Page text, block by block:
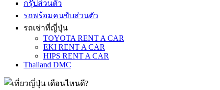
กรุ๊ปส่วนตัว
รถพร้อมคนขับส่วนตัว
รถเช่าที่ญี่ปุ่น
TOYOTA RENT A CAR
EKI RENT A CAR
HIPS RENT A CAR
Thailand DMC